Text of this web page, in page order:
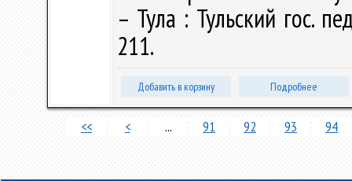
– Тула : Тульский гос.
211.
Добавить в корзину Подробнее
<< < ... 91 92 93 94